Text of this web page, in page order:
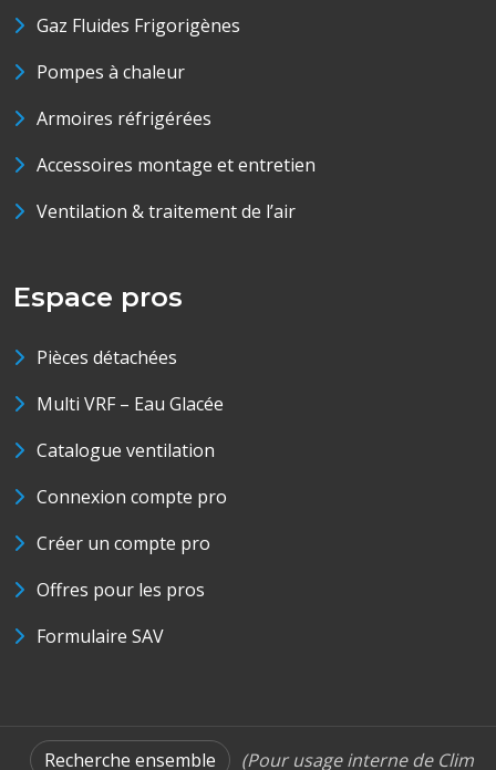
Gaz Fluides Frigorigènes
Pompes à chaleur
Armoires réfrigérées
Accessoires montage et entretien
Ventilation & traitement de l’air
Espace pros
Pièces détachées
Multi VRF – Eau Glacée
Catalogue ventilation
Connexion compte pro
Créer un compte pro
Offres pour les pros
Formulaire SAV
Recherche ensemble (Pour usage interne de Clim